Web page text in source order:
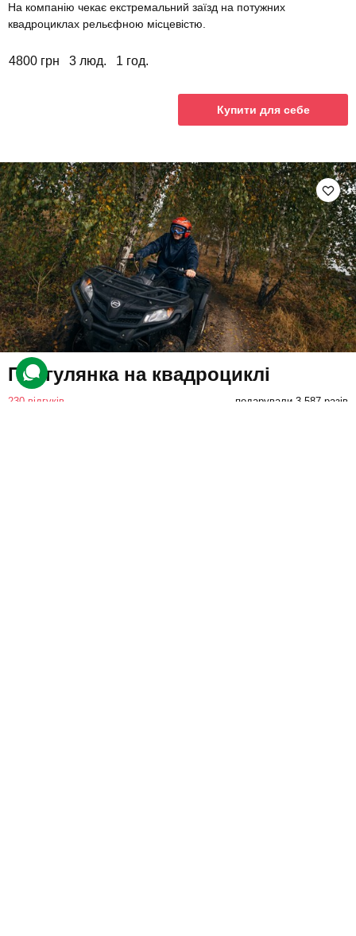
На компанію чекає екстремальний заїзд на потужних
квадроциклах рельєфною місцевістю.
4800 грн 3 люд. 1 год.
Купити для себе
Прогулянка на квадроциклі
230 відгуків подарували 3 587 разів